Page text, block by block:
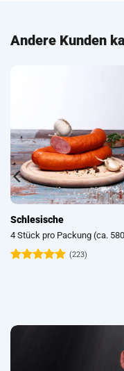
Andere Kunden
Schlesische
4 Stück pro Packung (ca.
(223)